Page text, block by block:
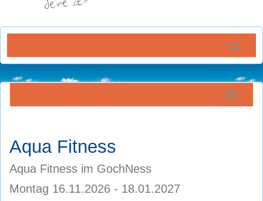
Menü
Aqua Fitness
Aqua Fitness im GochNess
Montag 16.11.2026 - 18.01.2027